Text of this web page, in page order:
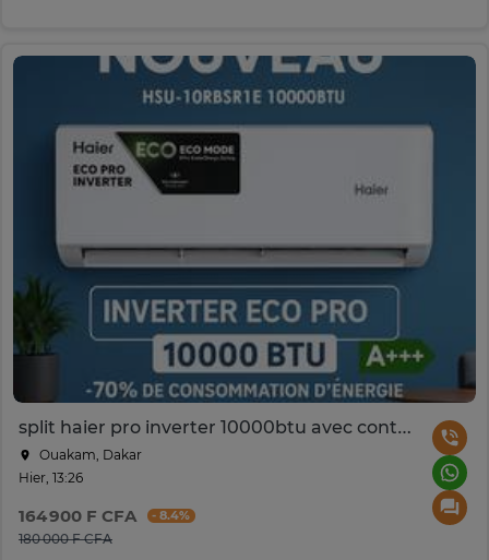
split haier pro inverter 10000btu avec controle wifi
Ouakam, Dakar
Hier, 13:26
164 900 F CFA - 8.4%
180 000 F CFA